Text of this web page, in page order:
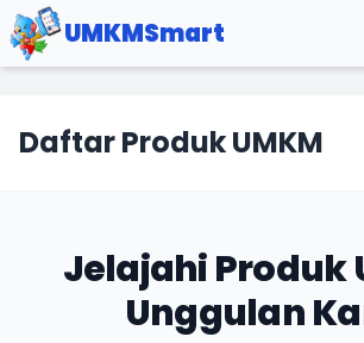
UMKMSmart
Daftar Produk UMKM
Jelajahi Produk
Unggulan